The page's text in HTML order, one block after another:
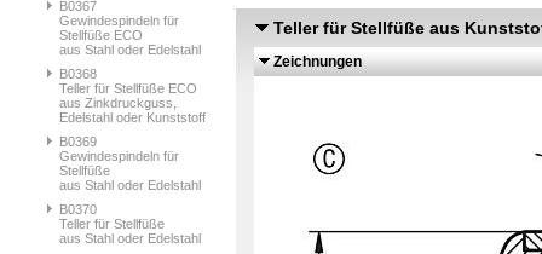
B0367
Gewindespindeln für
Stellfüße ECO
aus Stahl oder Edelstahl
B0368
Teller für Stellfüße ECO
aus Zinkdruckguss,
Edelstahl oder Kunststoff
B0369
Gewindespindeln für
Stellfüße
aus Stahl oder Edelstahl
B0370
Teller für Stellfüße
aus Stahl oder Edelstahl
Teller für Stellfüße aus
Zeichnungen